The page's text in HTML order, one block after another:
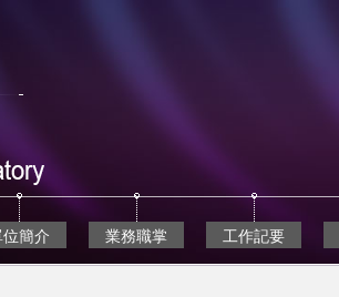
位簡介 業務職掌 工作記要